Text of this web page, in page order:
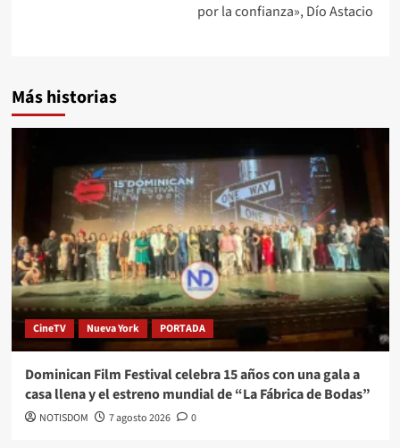
por la confianza», Dío Astacio
Más historias
CineTV Nueva York PORTADA
Dominican Film Festival celebra 15 años con una gala a
casa llena y el estreno mundial de “La Fábrica de Bodas”
NOTISDOM 7 agosto 2026 0